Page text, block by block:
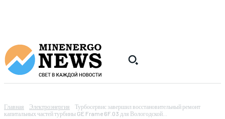
Главная Электроэнергия
Турбосервис завершил восстановительный ремонт
капитальных частей турбины GE Frame 6F.03 для Вологодской...